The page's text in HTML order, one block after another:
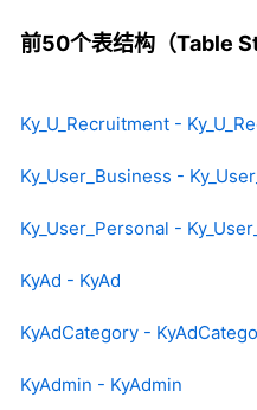
前50个表结构（Table
Ky_U_Recruitment -
Ky_User_Business -
Ky_User_Personal -
KyAd - KyAd
KyAdCategory -
KyAdmin - KyAdmin